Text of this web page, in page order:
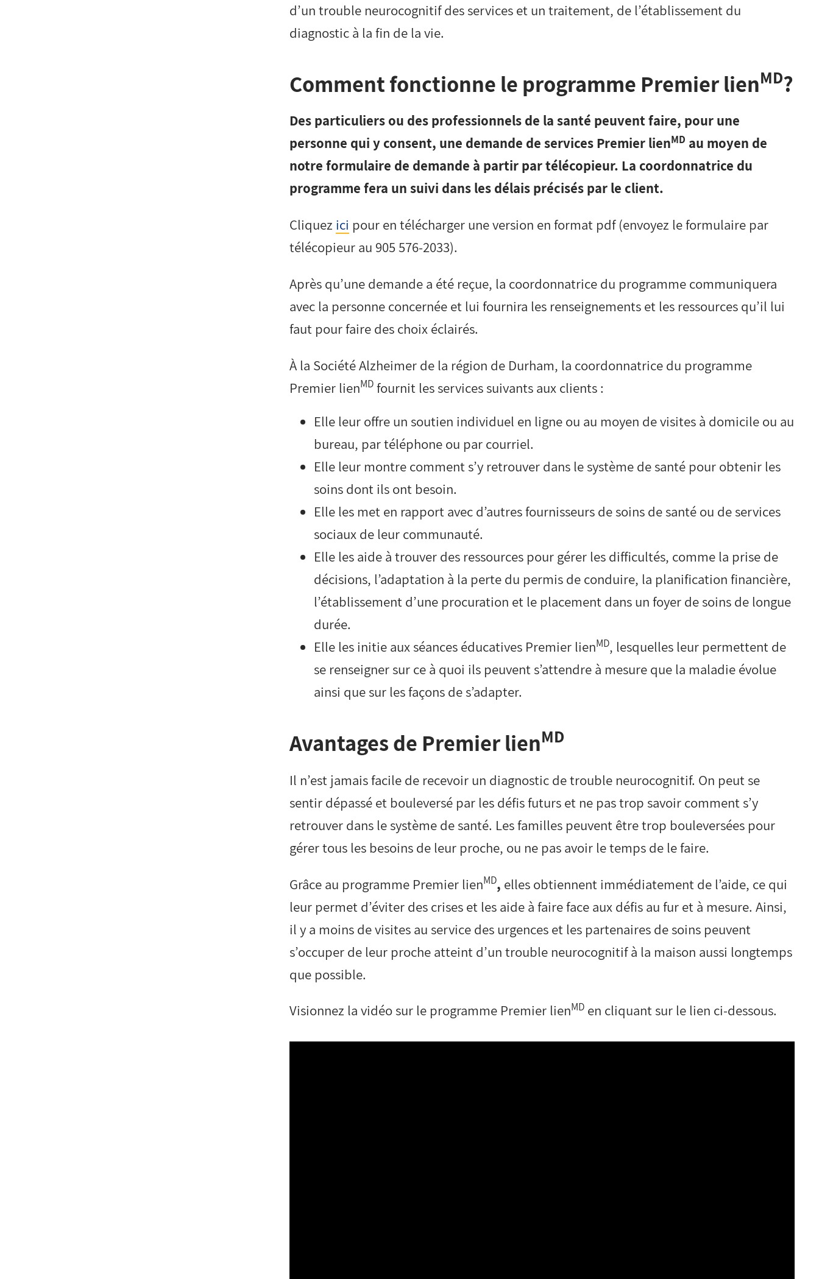
d’un trouble neurocognitif des services et un traitement, de l’établissement du
diagnostic à la fin de la vie.
Comment fonctionne le programme Premier lienMD?
Des particuliers ou des professionnels de la santé peuvent faire, pour une
personne qui y consent, une demande de services Premier lienMD au moyen de
notre formulaire de demande à partir par télécopieur. La coordonnatrice du
programme fera un suivi dans les délais précisés par le client.
Cliquez ici pour en télécharger une version en format pdf (envoyez le formulaire par
télécopieur au 905 576-2033).
Après qu’une demande a été reçue, la coordonnatrice du programme communiquera
avec la personne concernée et lui fournira les renseignements et les ressources qu’il lui
faut pour faire des choix éclairés.
À la Société Alzheimer de la région de Durham, la coordonnatrice du programme
Premier lienMD fournit les services suivants aux clients :
Elle leur offre un soutien individuel en ligne ou au moyen de visites à domicile ou au
bureau, par téléphone ou par courriel.
Elle leur montre comment s’y retrouver dans le système de santé pour obtenir les
soins dont ils ont besoin.
Elle les met en rapport avec d’autres fournisseurs de soins de santé ou de services
sociaux de leur communauté.
Elle les aide à trouver des ressources pour gérer les difficultés, comme la prise de
décisions, l’adaptation à la perte du permis de conduire, la planification financière,
l’établissement d’une procuration et le placement dans un foyer de soins de longue
durée.
Elle les initie aux séances éducatives Premier lienMD, lesquelles leur permettent de
se renseigner sur ce à quoi ils peuvent s’attendre à mesure que la maladie évolue
ainsi que sur les façons de s’adapter.
Avantages de Premier lienMD
Il n’est jamais facile de recevoir un diagnostic de trouble neurocognitif. On peut se
sentir dépassé et bouleversé par les défis futurs et ne pas trop savoir comment s’y
retrouver dans le système de santé. Les familles peuvent être trop bouleversées pour
gérer tous les besoins de leur proche, ou ne pas avoir le temps de le faire.
Grâce au programme Premier lienMD, elles obtiennent immédiatement de l’aide, ce qui
leur permet d’éviter des crises et les aide à faire face aux défis au fur et à mesure. Ainsi,
il y a moins de visites au service des urgences et les partenaires de soins peuvent
s’occuper de leur proche atteint d’un trouble neurocognitif à la maison aussi longtemps
que possible.
Visionnez la vidéo sur le programme Premier lienMD en cliquant sur le lien ci-dessous.